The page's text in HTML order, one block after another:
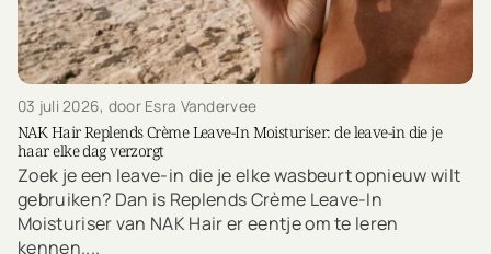
03 juli 2026, door Esra Vandervee
NAK Hair Replends Crème Leave-In Moisturiser: de leave-in die je
haar elke dag verzorgt
Zoek je een leave-in die je elke wasbeurt opnieuw wilt
gebruiken? Dan is Replends Crème Leave-In
Moisturiser van NAK Hair er eentje om te leren
kennen....